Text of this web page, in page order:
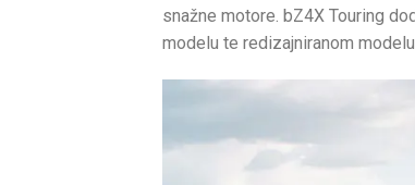
snažne motore. bZ4X Touring
modelu te redizajniranom